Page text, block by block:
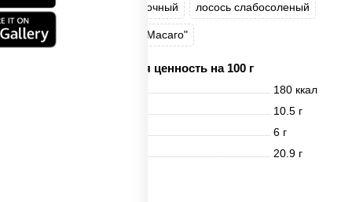
рис сыр сливочный лосось слабосоленый
огурцы свежие икра "Масаго"
Пищевая ценность на 100 г
180 ккал
10.5 г
6 г
20.9 г